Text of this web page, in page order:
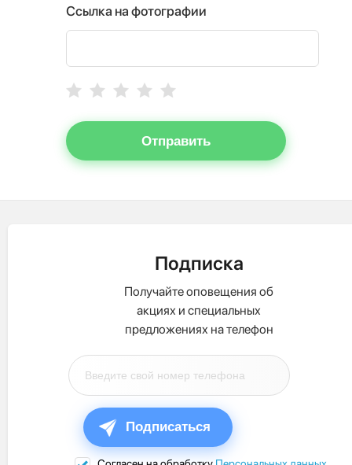
Ссылка на фотографии
Отправить
Подписка
Получайте оповещения об
акциях и специальных
предложениях на телефон
Подписаться